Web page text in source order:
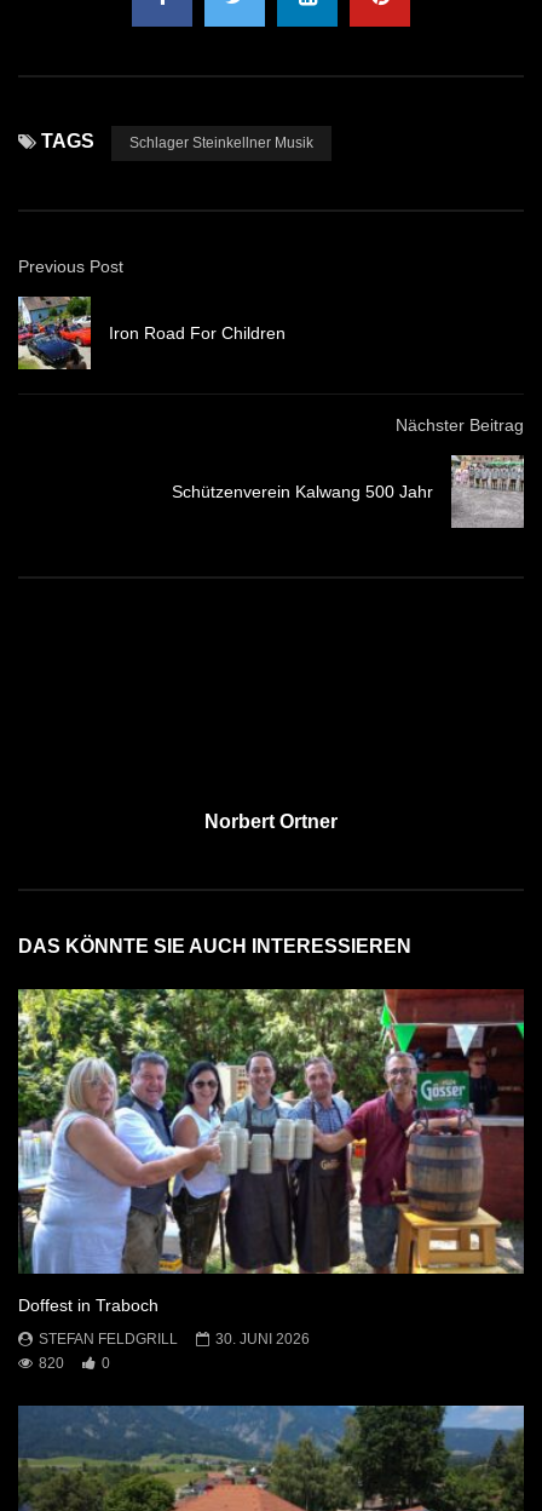
TAGS Schlager Steinkellner Musik
Previous Post
Iron Road For Children
Nächster Beitrag
Schützenverein Kalwang 500 Jahr
Norbert Ortner
DAS KÖNNTE SIE AUCH INTERESSIEREN
Doffest in Traboch
STEFAN FELDGRILL
30. JUNI 2026
820
0